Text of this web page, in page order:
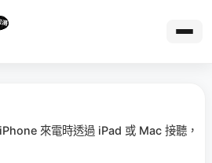
來電時透過 iPad 或 Mac 接聽，